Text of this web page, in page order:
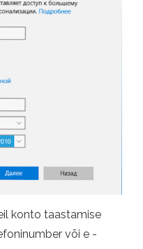
konto taastamise
või e -